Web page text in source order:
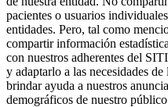
pacientes o usuarios
entidades. Pero, tal como
compartir información
con nuestros adherentes del
y adaptarlo a las necesidades
brindar ayuda a nuestros
demográficos de nuestro